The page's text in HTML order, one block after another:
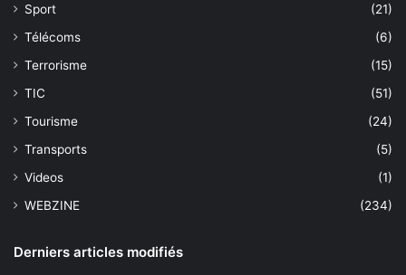
Sport
(21)
Télécoms
(6)
Terrorisme
(15)
TIC
(51)
Tourisme
(24)
Transports
(5)
Videos
(1)
WEBZINE
(234)
Derniers articles modifiés